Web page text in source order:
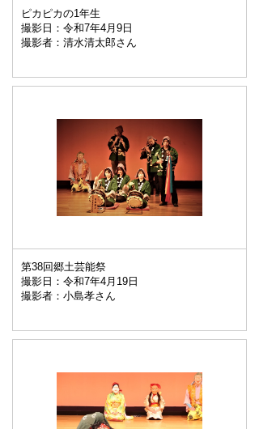
ピカピカの1年生
撮影日：令和7年4月9日
撮影者：清水清太郎さん
第38回郷土芸能祭
撮影日：令和7年4月19日
撮影者：小島孝さん